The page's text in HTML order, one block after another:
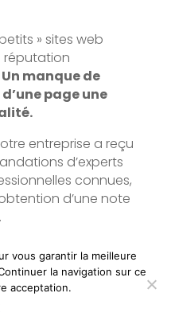
» sites web
réputation
Un manque de
page une
entreprise a reçu
d’experts
connues,
d’une note
les signaux
algorithme pour
. Si de
disent du mal de
vous garantir la meilleure
la navigation sur ce
acceptation.